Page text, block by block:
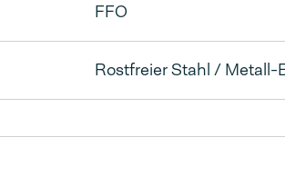
FFO
Rostfreier Stahl /